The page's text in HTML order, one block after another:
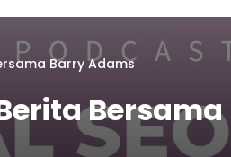
Barry Adams
Bersama